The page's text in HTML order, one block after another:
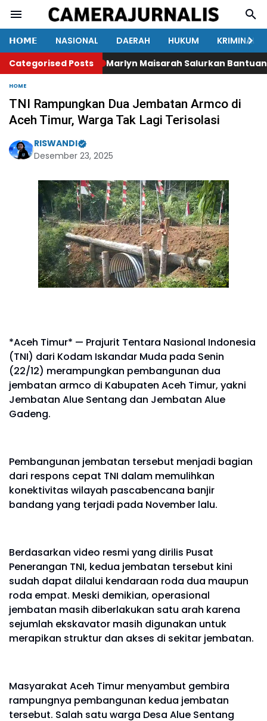
𝗛𝗢𝗠𝗘 NASIONAL DAERAH HUKUM
KRIMINAL
Categorised PostsMarlyn Maisarah Salurkan Bantuan
HOME
TNI Rampungkan Dua Jembatan Armco di
Aceh Timur, Warga Tak Lagi Terisolasi
RISWANDI
Desember 23, 2025
*Aceh Timur* — Prajurit Tentara Nasional Indonesia
(TNI) dari Kodam Iskandar Muda pada Senin
(22/12) merampungkan pembangunan dua
jembatan armco di Kabupaten Aceh Timur, yakni
Jembatan Alue Sentang dan Jembatan Alue
Gadeng.
Pembangunan jembatan tersebut menjadi bagian
dari respons cepat TNI dalam memulihkan
konektivitas wilayah pascabencana banjir
bandang yang terjadi pada November lalu.
Berdasarkan video resmi yang dirilis Pusat
Penerangan TNI, kedua jembatan tersebut kini
sudah dapat dilalui kendaraan roda dua maupun
roda empat. Meski demikian, operasional
jembatan masih diberlakukan satu arah karena
sejumlah ekskavator masih digunakan untuk
merapikan struktur dan akses di sekitar jembatan.
Masyarakat Aceh Timur menyambut gembira
rampungnya pembangunan kedua jembatan
tersebut. Salah satu warga Desa Alue Sentang